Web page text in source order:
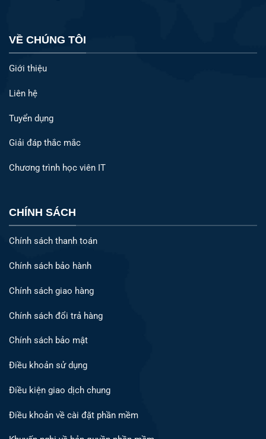
VỀ CHÚNG TÔI
Giới thiệu
Liên hệ
Tuyển dụng
Giải đáp thắc mắc
Chương trình học viên IT
CHÍNH SÁCH
Chính sách thanh toán
Chính sách bảo hành
Chính sách giao hàng
Chính sách đổi trả hàng
Chính sách bảo mật
Điều khoản sử dụng
Điều kiện giao dịch chung
Điều khoản về cài đặt phần mềm